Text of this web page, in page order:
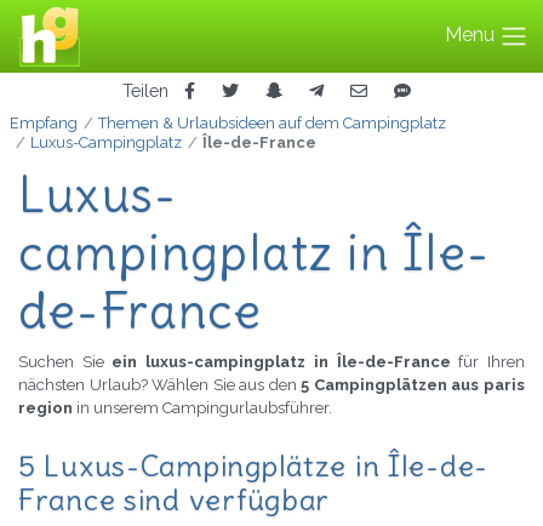
Menu
Teilen
Empfang
Themen & Urlaubsideen auf dem Campingplatz
Luxus-Campingplatz
Île-de-France
Luxus-
campingplatz in Île-
de-France
Suchen Sie ein luxus-campingplatz in Île-de-Francefür Ihren
nächsten Urlaub? Wählen Sie aus den5 Campingplätzen aus paris
region in unserem Campingurlaubsführer.
5 Luxus-Campingplätze in Île-de-
France sind verfügbar